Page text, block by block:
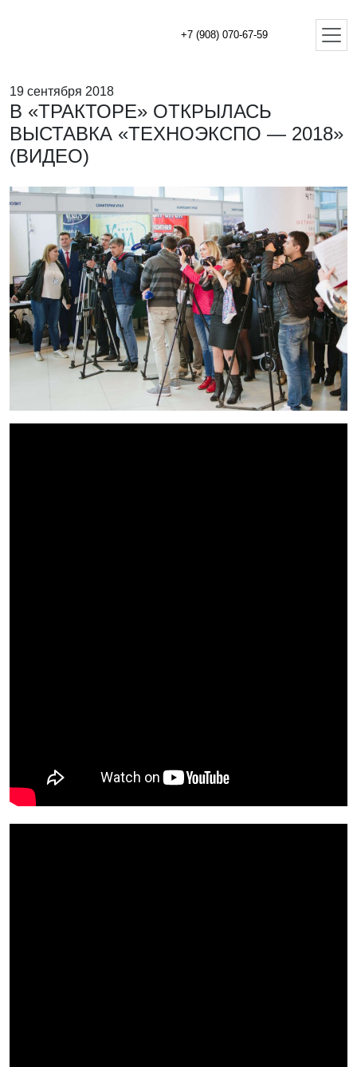
+7 (908) 070-67-59
19 сентября 2018
В «ТРАКТОРЕ» ОТКРЫЛАСЬ
ВЫСТАВКА «ТЕХНОЭКСПО — 2018»
(ВИДЕО)